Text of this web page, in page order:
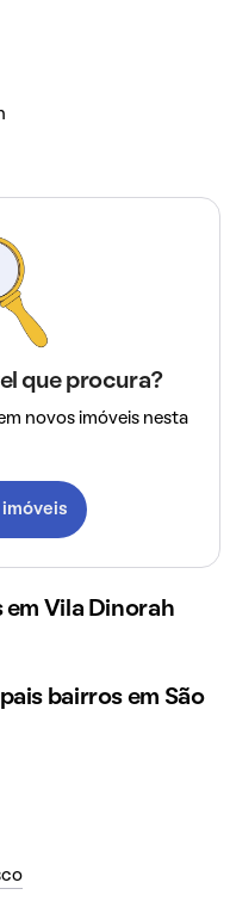
que procura?
novos imóveis nesta
em Vila Dinorah
bairros em São